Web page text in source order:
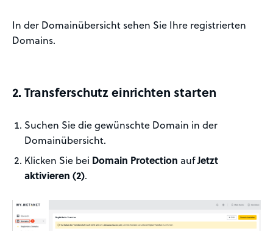
In der Domainübersicht sehen Sie Ihre registrierten
Domains.
2. Transferschutz einrichten starten
Suchen Sie die gewünschte Domain in der
Domainübersicht.
Klicken Sie bei Domain Protection aufJetzt
aktivieren (2).